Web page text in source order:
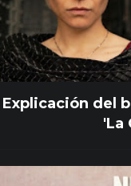
Explicación del
'La